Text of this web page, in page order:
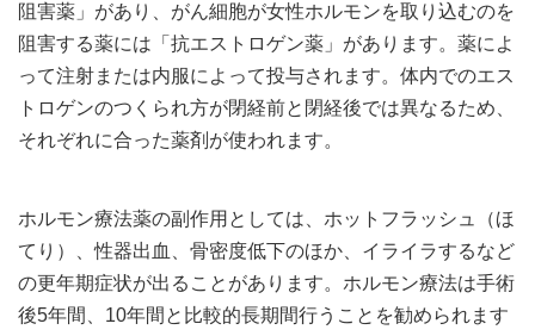
阻害薬」があり、がん細胞が女性ホルモンを取り込むのを
阻害する薬には「抗エストロゲン薬」があります。薬によ
って注射または内服によって投与されます。体内でのエス
トロゲンのつくられ方が閉経前と閉経後では異なるため、
それぞれに合った薬剤が使われます。
ホルモン療法薬の副作用としては、ホットフラッシュ（ほ
てり）、性器出血、骨密度低下のほか、イライラするなど
の更年期症状が出ることがあります。ホルモン療法は手術
後5年間、10年間と比較的長期間行うことを勧められます